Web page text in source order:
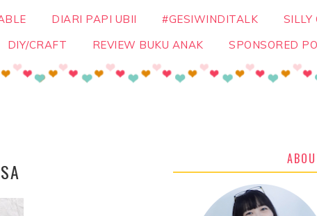
DIARI PAPI UBII #GESIWINDITALK
SILLY
DIY/CRAFT REVIEW BUKU ANAK SPONSORED